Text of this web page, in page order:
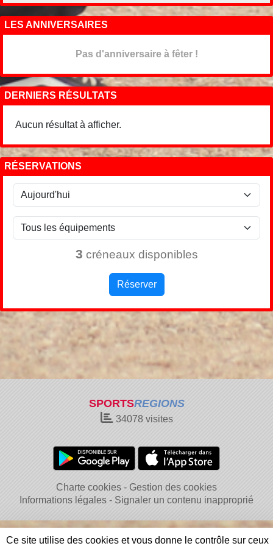
LES ANNIVERSAIRES
Pas d'anniversaire à fêter !
DERNIERS RÉSULTATS
Aucun résultat à afficher.
RÉSERVATIONS
3 créneaux disponibles
Réserver
SPORTSREGIONS
34078visites
Charte cookies
Gestion des cookies
Informations légales
Signaler un contenu inapproprié
Ce site utilise des cookies et vous donne le contrôle sur ceux